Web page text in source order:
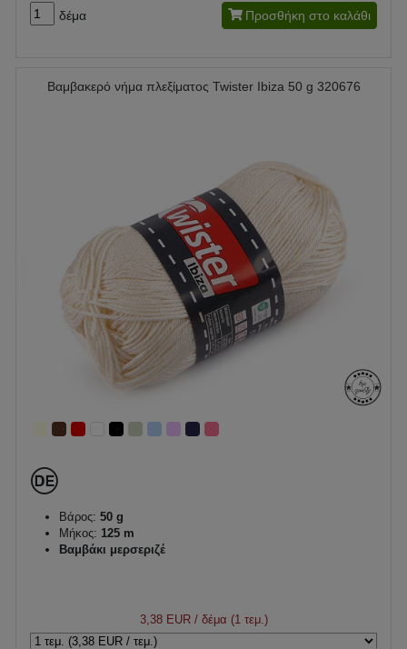
δέμα Προσθήκη στο καλάθι
Βαμβακερό νήμα πλεξίματος Twister Ibiza 50 g 320676
Βάρος: 50 g
Μήκος: 125 m
Βαμβάκι μερσεριζέ
3,38 EUR/ δέμα (1 τεμ.)